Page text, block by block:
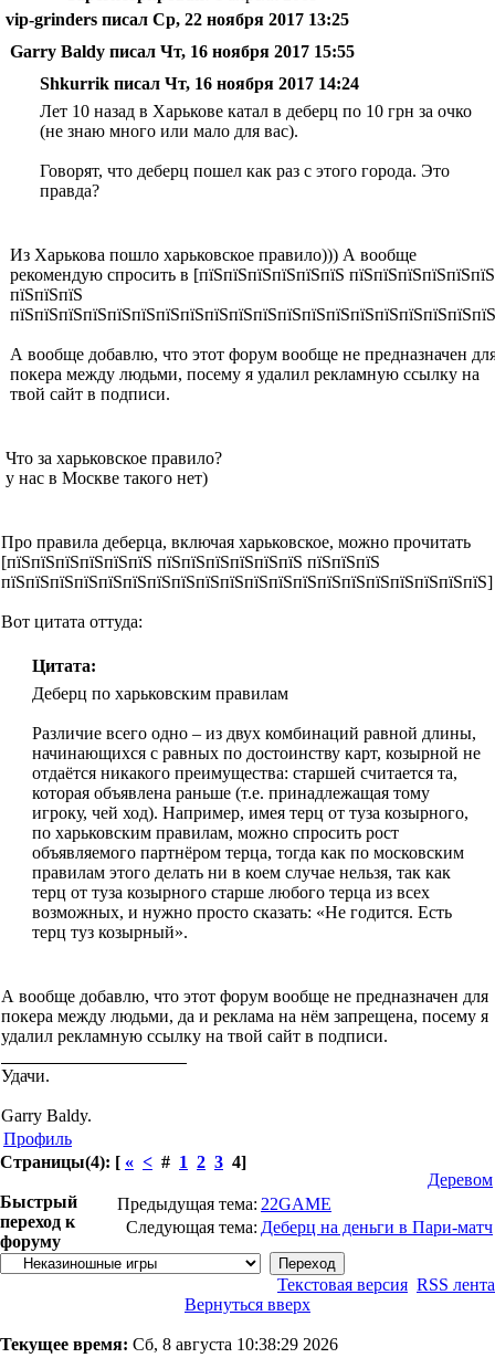
vip-grinders писал Ср, 22 ноября 2017 13:25
Garry Baldy писал Чт, 16 ноября 2017 15:55
Shkurrik писал Чт, 16 ноября 2017 14:24
Лет 10 назад в Харькове катал в деберц по 10 грн за очко
(не знаю много или мало для вас).
Говорят, что деберц пошел как раз с этого города. Это
правда?
Из Харькова пошло харьковское правило))) А вообще
рекомендую спросить в [пїЅпїЅпїЅпїЅпїЅпїЅ пїЅпїЅпїЅпїЅпїЅпїЅ
пїЅпїЅпїЅ
А вообще добавлю, что этот форум вообще не предназначен
покера между людьми, посему я удалил рекламную ссылку на
твой сайт в подписи.
Что за харьковское правило?
у нас в Москве такого нет)
Про правила деберца, включая харьковское, можно прочитать
[пїЅпїЅпїЅпїЅпїЅпїЅ пїЅпїЅпїЅпїЅпїЅпїЅ пїЅпїЅпїЅ
пїЅпїЅпїЅпїЅпїЅпїЅпїЅпїЅпїЅпїЅпїЅпїЅпїЅпїЅпїЅпїЅпїЅпїЅпїЅпїЅ]
Вот цитата оттуда:
Цитата:
Деберц по харьковским правилам
Различие всего одно – из двух комбинаций равной длины,
начинающихся с равных по достоинству карт, козырной не
отдаётся никакого преимущества: старшей считается та,
которая объявлена раньше (т.е. принадлежащая тому
игроку, чей ход). Например, имея терц от туза козырного,
по харьковским правилам, можно спросить рост
объявляемого партнёром терца, тогда как по московским
правилам этого делать ни в коем случае нельзя, так как
терц от туза козырного старше любого терца из всех
возможных, и нужно просто сказать: «Не годится. Есть
терц туз козырный».
А вообще добавлю, что этот форум вообще не предназначен для
покера между людьми, да и реклама на нём запрещена, посему я
удалил рекламную ссылку на твой сайт в подписи.
Удачи.
Garry Baldy.
Профиль
Страницы(4): [ « < # 1 2 3 4]
Деревом
Предыдущая тема: 22GAME
Следующая тема: Деберц на деньги в Пари-матч
Быстрый
переход к
форуму
Текстовая версия RSS лента
Вернуться вверх
Текущее время: Сб, 8 августа 10:38:29 2026